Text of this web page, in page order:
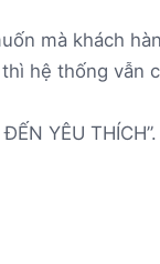
mà khách
hệ thống vẫn
YÊU THÍCH”.